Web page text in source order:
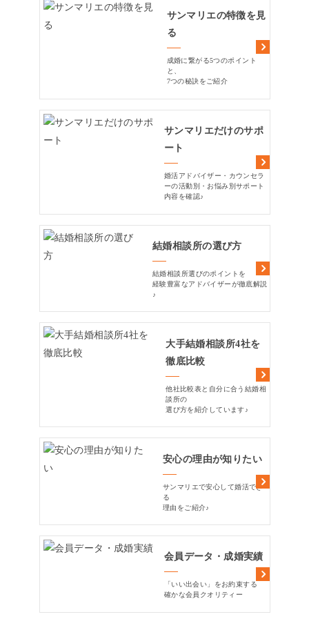
サンマリエの特徴を見
る
成婚に繋がる5つのポイント
と、
7つの秘訣をご紹介
サンマリエだけのサポ
ート
婚活アドバイザー・カウンセラ
ーの活動別・お悩み別サポート
内容を確認♪
結婚相談所の選び方
結婚相談所選びのポイントを
経験豊富なアドバイザーが徹底解説
♪
大手結婚相談所4社を
徹底比較
他社比較表と自分に合う結婚相
談所の
選び方を紹介しています♪
安心の理由が知りたい
サンマリエで安心して婚活でき
る
理由をご紹介♪
会員データ・成婚実績
「いい出会い」をお約束する
確かな会員クオリティー